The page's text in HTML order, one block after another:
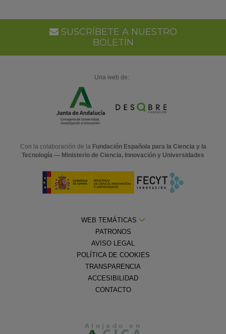
SUSCRÍBETE A NUESTRO
BOLETÍN
Una web de:
Con la colaboración de la Fundación Española para la Ciencia y la
Tecnología — Ministerio de Ciencia, Innovación y Universidades
WEB TEMÁTICAS
PATRONOS
AVISO LEGAL
POLÍTICA DE COOKIES
TRANSPARENCIA
ACCESIBILIDAD
CONTACTO